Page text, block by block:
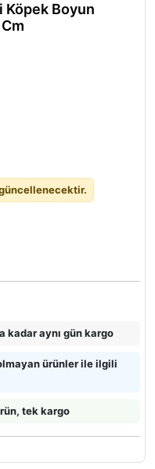
Boyun
kadar aynı gün kargo
ürünler ile ilgili
tek kargo